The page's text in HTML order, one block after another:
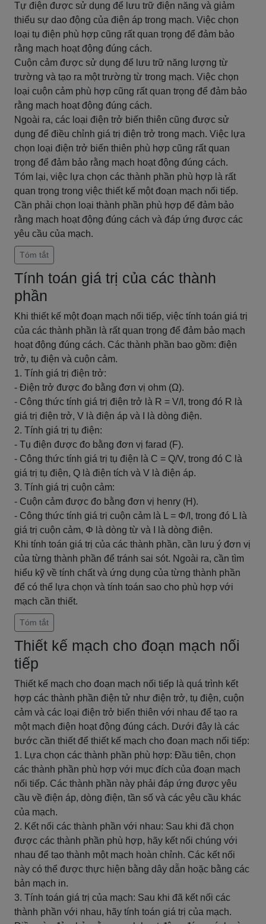
Tự điện được sử dụng để lưu trữ điện năng và giảm
thiểu sự dao động của điện áp trong mạch. Việc chọn
loại tụ điện phù hợp cũng rất quan trọng để đảm bảo
rằng mạch hoạt động đúng cách.
Cuộn cảm được sử dụng để lưu trữ năng lượng từ
trường và tạo ra một trường từ trong mạch. Việc chọn
loại cuộn cảm phù hợp cũng rất quan trọng để đảm bảo
rằng mạch hoạt động đúng cách.
Ngoài ra, các loại điện trở biến thiên cũng được sử
dụng để điều chỉnh giá trị điện trở trong mạch. Việc lựa
chọn loại điện trở biến thiên phù hợp cũng rất quan
trọng để đảm bảo rằng mạch hoạt động đúng cách.
Tóm lại, việc lựa chọn các thành phần phù hợp là rất
quan trọng trong việc thiết kế một đoạn mạch nối tiếp.
Cần phải chọn loại thành phần phù hợp để đảm bảo
rằng mạch hoạt động đúng cách và đáp ứng được các
yêu cầu của mạch.
Tóm tắt
Tính toán giá trị của các thành
phần
Khi thiết kế một đoạn mạch nối tiếp, việc tính toán giá trị
của các thành phần là rất quan trọng để đảm bảo mạch
hoạt động đúng cách. Các thành phần bao gồm: điện
trở, tụ điện và cuộn cảm.
1. Tính giá trị điện trở:
- Điện trở được đo bằng đơn vị ohm (Ω).
- Công thức tính giá trị điện trở là R = V/I, trong đó R là
giá trị điện trở, V là điện áp và I là dòng điện.
2. Tính giá trị tụ điện:
- Tụ điện được đo bằng đơn vị farad (F).
- Công thức tính giá trị tụ điện là C = Q/V, trong đó C là
giá trị tụ điện, Q là điện tích và V là điện áp.
3. Tính giá trị cuộn cảm:
- Cuộn cảm được đo bằng đơn vị henry (H).
- Công thức tính giá trị cuộn cảm là L = Φ/I, trong đó L là
giá trị cuộn cảm, Φ là dòng từ và I là dòng điện.
Khi tính toán giá trị của các thành phần, cần lưu ý đơn vị
của từng thành phần để tránh sai sót. Ngoài ra, cần tìm
hiểu kỹ về tính chất và ứng dụng của từng thành phần
để có thể lựa chọn và tính toán sao cho phù hợp với
mạch cần thiết.
Tóm tắt
Thiết kế mạch cho đoạn mạch nối
tiếp
Thiết kế mạch cho đoạn mạch nối tiếp là quá trình kết
hợp các thành phần điện tử như điện trở, tụ điện, cuộn
cảm và các loại điện trở biến thiên với nhau để tạo ra
một mạch điện hoạt động đúng cách. Dưới đây là các
bước cần thiết để thiết kế mạch cho đoạn mạch nối tiếp:
1. Lựa chọn các thành phần phù hợp: Đầu tiên, chọn
các thành phần phù hợp với mục đích của đoạn mạch
nối tiếp. Các thành phần này phải đáp ứng được yêu
cầu về điện áp, dòng điện, tần số và các yêu cầu khác
của mạch.
2. Kết nối các thành phần với nhau: Sau khi đã chọn
được các thành phần phù hợp, hãy kết nối chúng với
nhau để tạo thành một mạch hoàn chỉnh. Các kết nối
này có thể được thực hiện bằng dây dẫn hoặc bằng các
bản mạch in.
3. Tính toán giá trị của mạch: Sau khi đã kết nối các
thành phần với nhau, hãy tính toán giá trị của mạch.